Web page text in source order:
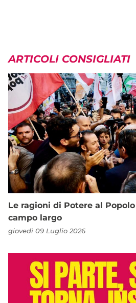
ARTICOLI CONSIGLIATI
Le ragioni di Potere al
campo largo
giovedì 09 Luglio 2026